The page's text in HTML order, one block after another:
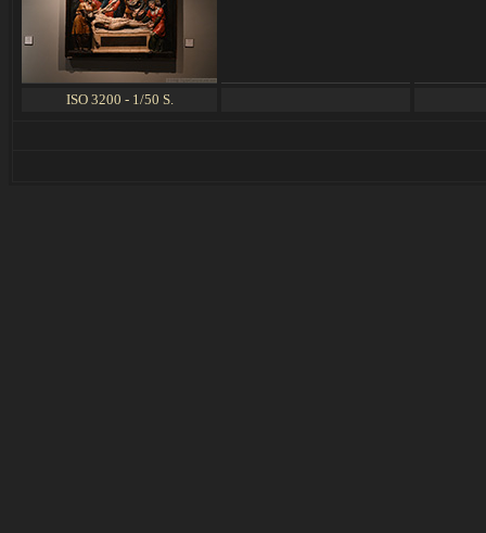
ISO 3200 - 1/50 S.